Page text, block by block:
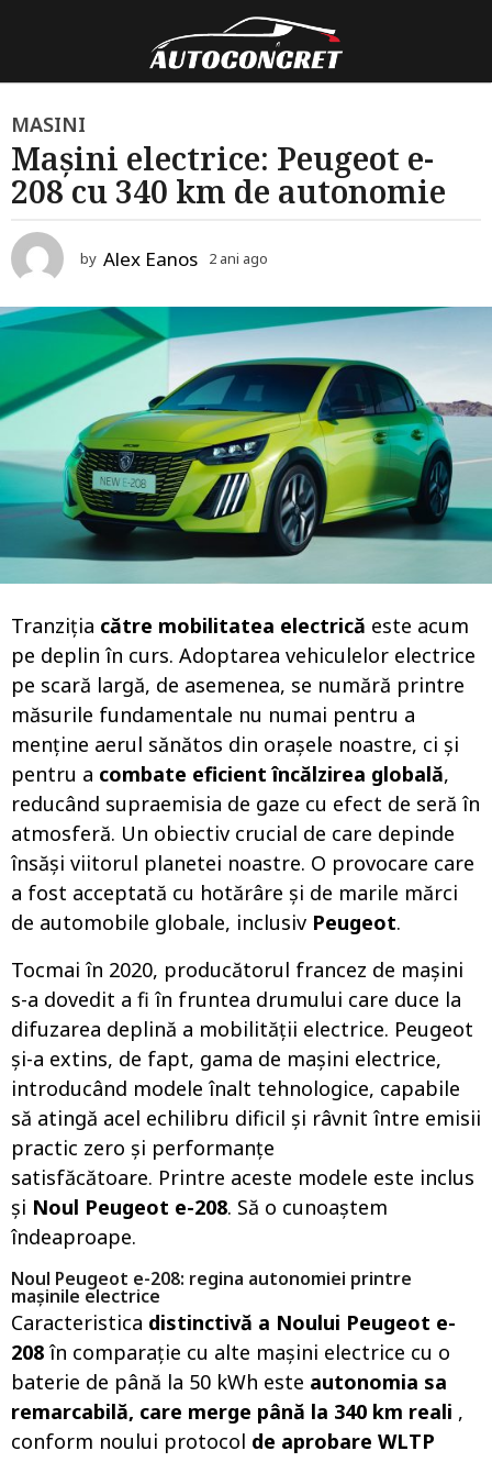
2
a
n
a
g
o
2
n
i
a
g
o
MASINI
Mașini electrice: Peugeot e-
208 cu 340 km de autonomie
by Alex Eanos 2 ani ago
a
g
Tranziția către mobilitatea electrică este acum
pe deplin în curs. Adoptarea vehiculelor electrice
pe scară largă, de asemenea, se numără printre
măsurile fundamentale nu numai pentru a
menține aerul sănătos din orașele noastre, ci și
pentru a combate eficient încălzirea globală,
reducând supraemisia de gaze cu efect de seră în
atmosferă. Un obiectiv crucial de care depinde
însăși viitorul planetei noastre. O provocare care
a fost acceptată cu hotărâre și de marile mărci
de automobile globale, inclusiv Peugeot.
Tocmai în 2020, producătorul francez de mașini
s-a dovedit a fi în fruntea drumului care duce la
difuzarea deplină a mobilității electrice. Peugeot
și-a extins, de fapt, gama de mașini electrice,
introducând modele înalt tehnologice, capabile
să atingă acel echilibru dificil și râvnit între emisii
practic zero și performanțe
satisfăcătoare. Printre aceste modele este inclus
și Noul Peugeot e-208. Să o cunoaștem
îndeaproape.
Noul Peugeot e-208: regina autonomiei printre
mașinile electrice
Caracteristica distinctivă a Noului Peugeot e-
208 în comparație cu alte mașini electrice cu o
baterie de până la 50 kWh este autonomia sa
remarcabilă, care merge până la 340 km reali ,
conform noului protocol de aprobare WLTP